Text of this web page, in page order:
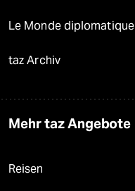
Le Monde diplomatique
taz Archiv
Mehr taz Angebote
Reisen